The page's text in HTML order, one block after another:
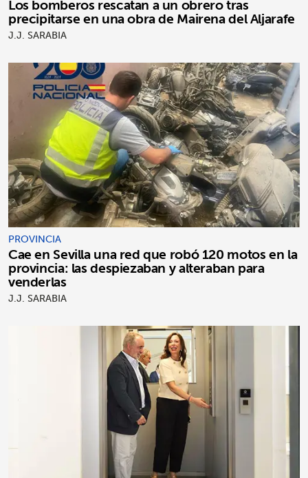
Los bomberos rescatan a un obrero tras
precipitarse en una obra de Mairena del Aljarafe
J.J. SARABIA
PROVINCIA
Cae en Sevilla una red que robó 120 motos en la
provincia: las despiezaban y alteraban para
venderlas
J.J. SARABIA